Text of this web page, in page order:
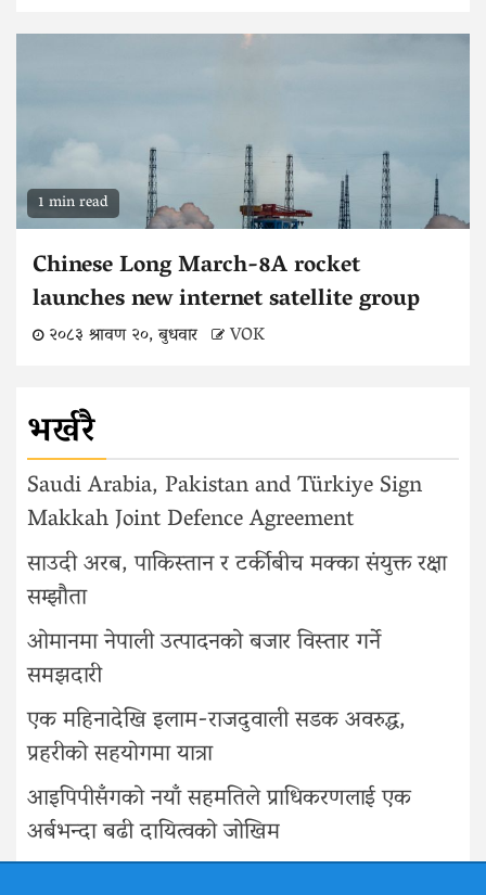
1 min read
Chinese Long March-8A rocket
launches new internet satellite group
२०८३ श्रावण २०, बुधवार VOK
भर्खरै
Saudi Arabia, Pakistan and Türkiye Sign
Makkah Joint Defence Agreement
साउदी अरब, पाकिस्तान र टर्कीबीच मक्का संयुक्त रक्षा
सम्झौता
ओमानमा नेपाली उत्पादनको बजार विस्तार गर्ने
समझदारी
एक महिनादेखि इलाम-राजदुवाली सडक अवरुद्ध,
प्रहरीको सहयोगमा यात्रा
आइपिपीसँगको नयाँ सहमतिले प्राधिकरणलाई एक
अर्बभन्दा बढी दायित्वको जोखिम